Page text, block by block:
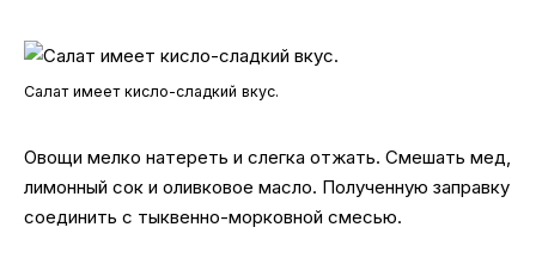
Салат имеет кисло-сладкий вкус.
Овощи мелко натереть и слегка отжать. Смешать мед,
лимонный сок и оливковое масло. Полученную заправку
соединить с тыквенно-морковной смесью.